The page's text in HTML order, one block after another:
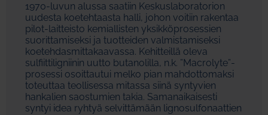
1970-luvun alussa saatiin Keskuslaboratorion
uudesta koetehtaasta halli, johon voitiin rakentaa
pilot-laitteisto kemiallisten yksikköprosessien
suorittamiseksi ja tuotteiden valmistamiseksi
koetehdasmittakaavassa. Kehitteillä oleva
sulfiittiligniinin uutto butanolilla, n.k. ”Macrolyte”-
prosessi osoittautui melko pian mahdottomaksi
toteuttaa teollisessa mitassa siinä syntyvien
hankalien saostumien takia. Samanaikaisesti
syntyi idea ryhtyä selvittämään lignosulfonaattien